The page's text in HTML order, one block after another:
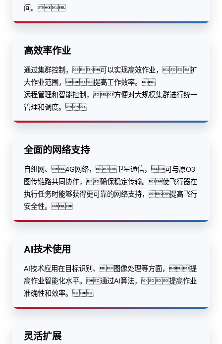
间。
高效率作业
通过集群控制，可以实现高效作业，扩
大作业范围，提高工作效率。
远程管理和智能控制，方便对大规模集群进行统一
管理和调度。
全面的网络支持
自组网、4G网络，卫星通信，可与原O3
图传链路共同协作，确保稳定传输。使飞行器在
执行任务时能够获得更可靠的网络支持，提高飞行
安全性。
AI技术使用
AI技术应用在目标识别、图像处理等方面，提
高作业智能化水平。通过AI算法，提高作业
准确性和效率。
灵活扩展